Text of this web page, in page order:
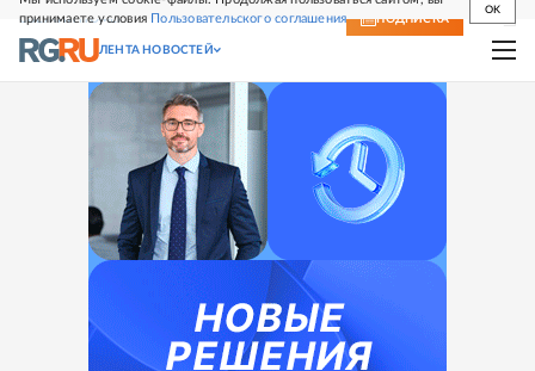
принимаете условия Пользовательского соглашения
OK
СВЕЖИЙ НОМЕР ПОДПИСКА
ЛЕНТА НОВОСТЕЙ